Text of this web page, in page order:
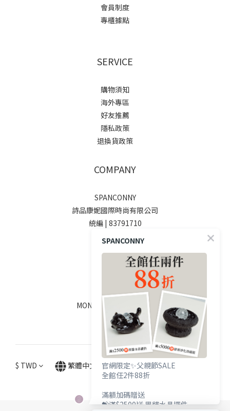
會員制度
專櫃據點
SERVICE
購物須知
海外專區
好友推薦
隱私政策
退換貨政策
COMPANY
SPANCONNY
詩品康妮國際時尚有限公司
統編 | 83791710
SOCIALS
線上客服
MON - FRI / 9:00 - 18:00
$ TWD 繁體中文
SPANCONNY
官網限定✨父親節SALE
全館任2件88折
滿額加碼贈送
💝滿$2500送 黑貓水晶擺件